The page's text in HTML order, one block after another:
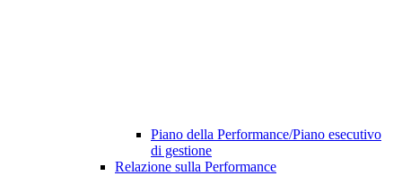
Piano della Performance/Piano esecutivo
di gestione
Relazione sulla Performance